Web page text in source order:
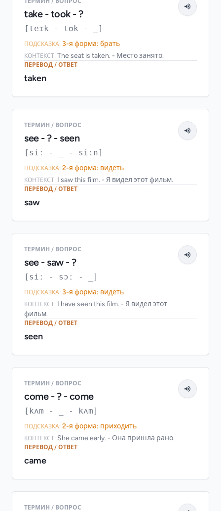
take - took - ?
[teɪk - tʊk - _]
ПОДСКАЗКА: 3-я форма: брать
КОНТЕКСТ: The seat is taken. - Место занято.
ПЕРЕВОД / ОТВЕТ
taken
ТЕРМИН / ВОПРОС
see - ? - seen
[siː - _ - siːn]
ПОДСКАЗКА: 2-я форма: видеть
КОНТЕКСТ: I saw this film. - Я видел этот фильм.
ПЕРЕВОД / ОТВЕТ
saw
ТЕРМИН / ВОПРОС
see - saw - ?
[siː - sɔː - _]
ПОДСКАЗКА: 3-я форма: видеть
КОНТЕКСТ:
I have seen this film. - Я видел этот
фильм.
ПЕРЕВОД / ОТВЕТ
seen
ТЕРМИН / ВОПРОС
come - ? - come
[kʌm - _ - kʌm]
ПОДСКАЗКА: 2-я форма: приходить
КОНТЕКСТ: She came early. - Она пришла рано.
ПЕРЕВОД / ОТВЕТ
came
ТЕРМИН / ВОПРОС